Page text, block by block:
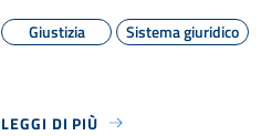
Giustizia Sistema giuridico
LEGGI DI PIÙ